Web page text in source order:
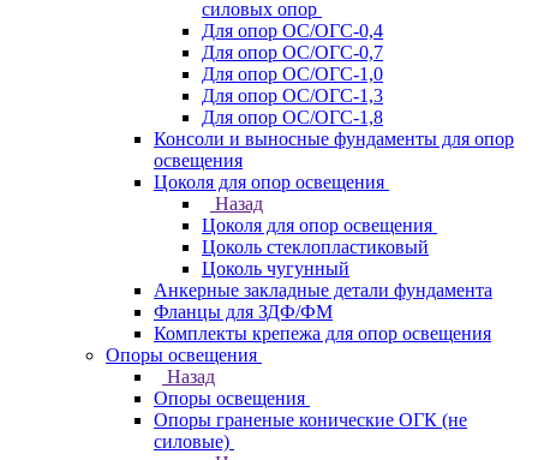
силовых опор
Для опор ОС/ОГС-0,4
Для опор ОС/ОГС-0,7
Для опор ОС/ОГС-1,0
Для опор ОС/ОГС-1,3
Для опор ОС/ОГС-1,8
Консоли и выносные фундаменты для опор
освещения
Цоколя для опор освещения
Назад
Цоколя для опор освещения
Цоколь стеклопластиковый
Цоколь чугунный
Анкерные закладные детали фундамента
Фланцы для ЗДФ/ФМ
Комплекты крепежа для опор освещения
Опоры освещения
Назад
Опоры освещения
Опоры граненые конические ОГК (не
силовые)